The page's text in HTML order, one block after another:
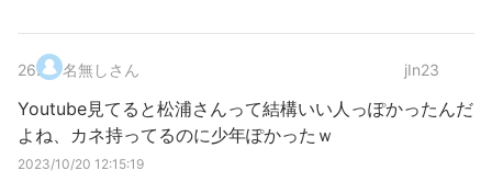
26. 名無しさん jIn23
Youtube見てると松浦さんって結構いい人っぽかったんだ
よね、カネ持ってるのに少年ぽかったｗ
2023/10/20 12:15:19